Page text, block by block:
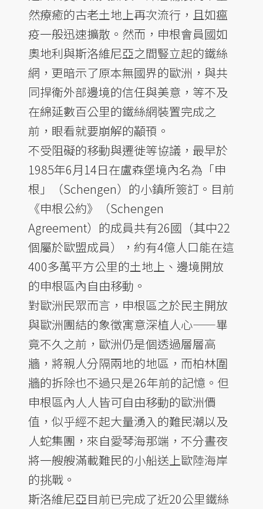
然療癒的古老土地上再次流行，且如瘟
疫一般迅速擴散。然而，申根會員國如
奧地利與斯洛維尼亞之間豎立起的鐵絲
網，更暗示了原本無國界的歐洲，與共
同捍衛外部邊境的信任與美意，等不及
在綿延數百公里的鐵絲網裝置完成之
前，眼看就要崩解的顢頇。
不受阻礙的移動與遷徙等協議，最早於
1985年6月14日在盧森堡境內名為「申
根」（Schengen）的小鎮所簽訂。目前
《申根公約》（Schengen
Agreement）的成員共有26國（其中22
個屬於歐盟成員），約有4億人口能在這
400多萬平方公里的土地上、邊境開放
的申根區內自由移動。
對歐洲民眾而言，申根區之於民主開放
與歐洲團結的象徵寓意深植人心——畢
竟不久之前，歐洲仍是個透過層層高
牆，將親人分隔兩地的地區，而柏林圍
牆的拆除也不過只是26年前的記憶。但
申根區內人人皆可自由移動的歐洲價
值，似乎經不起大量湧入的難民潮以及
人蛇集團，來自愛琴海那端，不分晝夜
將一艘艘滿載難民的小船送上歐陸海岸
的挑戰。
斯洛維尼亞目前已完成了近20公里鐵絲